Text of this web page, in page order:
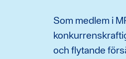
Som medlem i
och flytande